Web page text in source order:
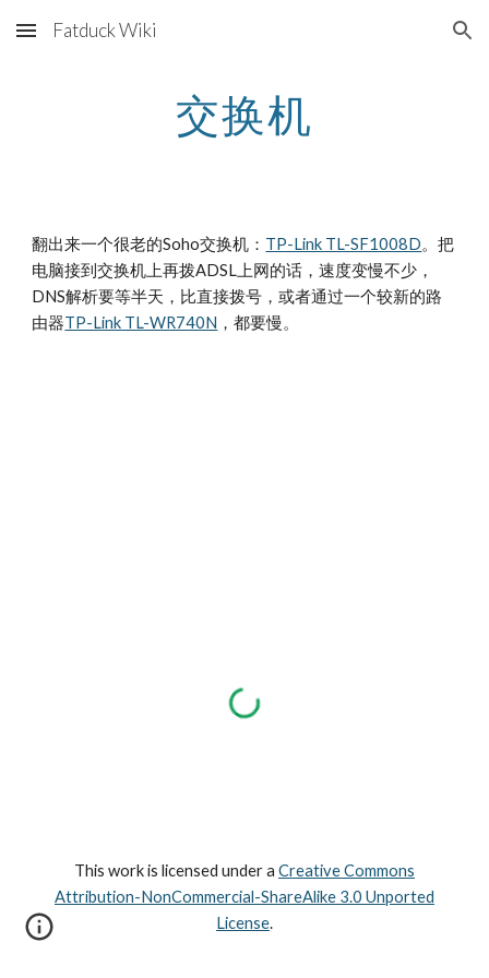
Skip to main content Skip to navigation
Fatduck Wiki
交换机
翻出来一个很老的Soho交换机： TP-Link TL-SF1008D。把
电脑接到交换机上再拨ADSL上网的话，速度变慢不少，
DNS解析要等半天，比直接拨号，或者通过一个较新的路
由器TP-Link TL-WR740N ，都要慢。
This work is licensed under a Creative Commons
Attribution-NonCommercial-ShareAlike 3.0 Unported
License.